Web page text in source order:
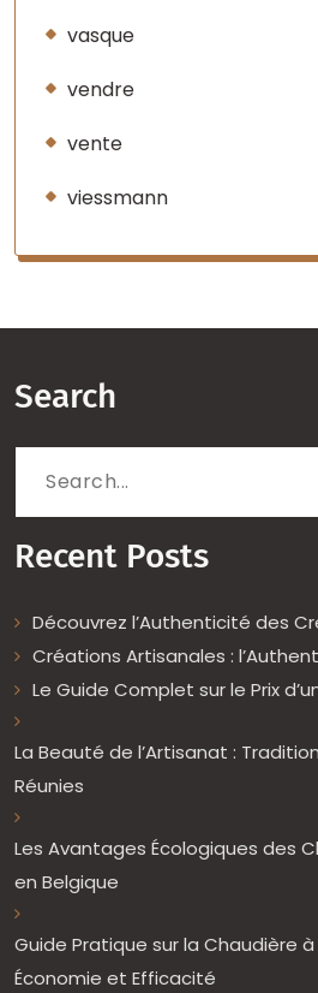
vasque
vendre
vente
viessmann
Search
Search
Recent Posts
Découvrez l’Authenticité des
Créations Artisanales :
Le Guide Complet sur le Prix
La Beauté de l’Artisanat :
Réunies
Les Avantages Écologiques des
en Belgique
Guide Pratique sur la Chaudière à
Économie et Efficacité